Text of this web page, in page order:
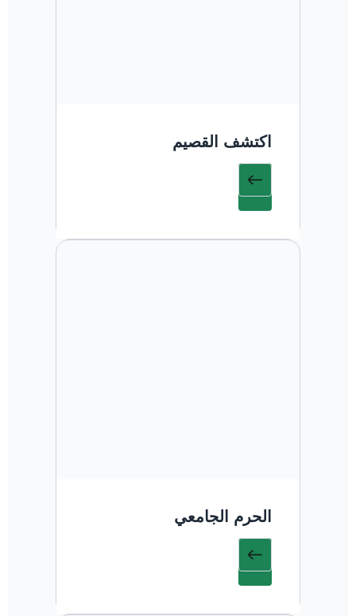
اكتشف القصيم
الحرم الجامعي